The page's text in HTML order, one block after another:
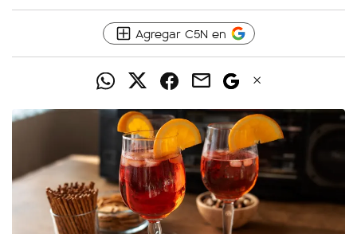
Agregar C5N en